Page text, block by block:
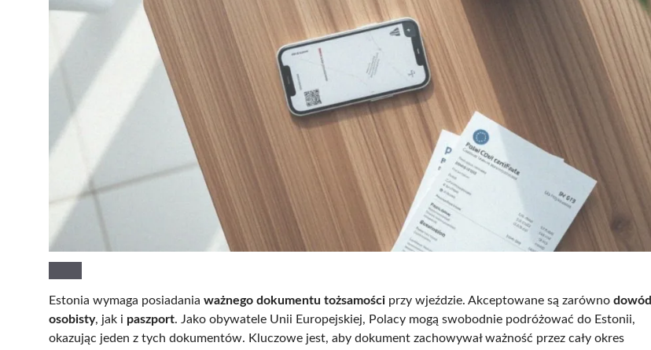
Estonia wymaga posiadania ważnego dokumentu tożsamości przy wjeździe. Akceptowane są zarówno dowód
osobisty, jak i paszport. Jako obywatele Unii Europejskiej, Polacy mogą swobodnie podróżować do Estonii,
okazując jeden z tych dokumentów. Kluczowe jest, aby dokument zachowywał ważność przez cały okres